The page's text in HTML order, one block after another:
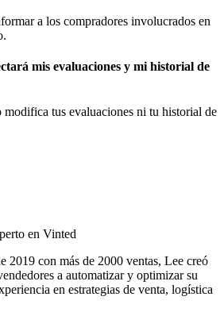
a los compradores involucrados en
mis evaluaciones y mi historial de
tus evaluaciones ni tu historial de
en Vinted
2019 con más de 2000 ventas, Lee creó
a automatizar y optimizar su
en estrategias de venta, logística